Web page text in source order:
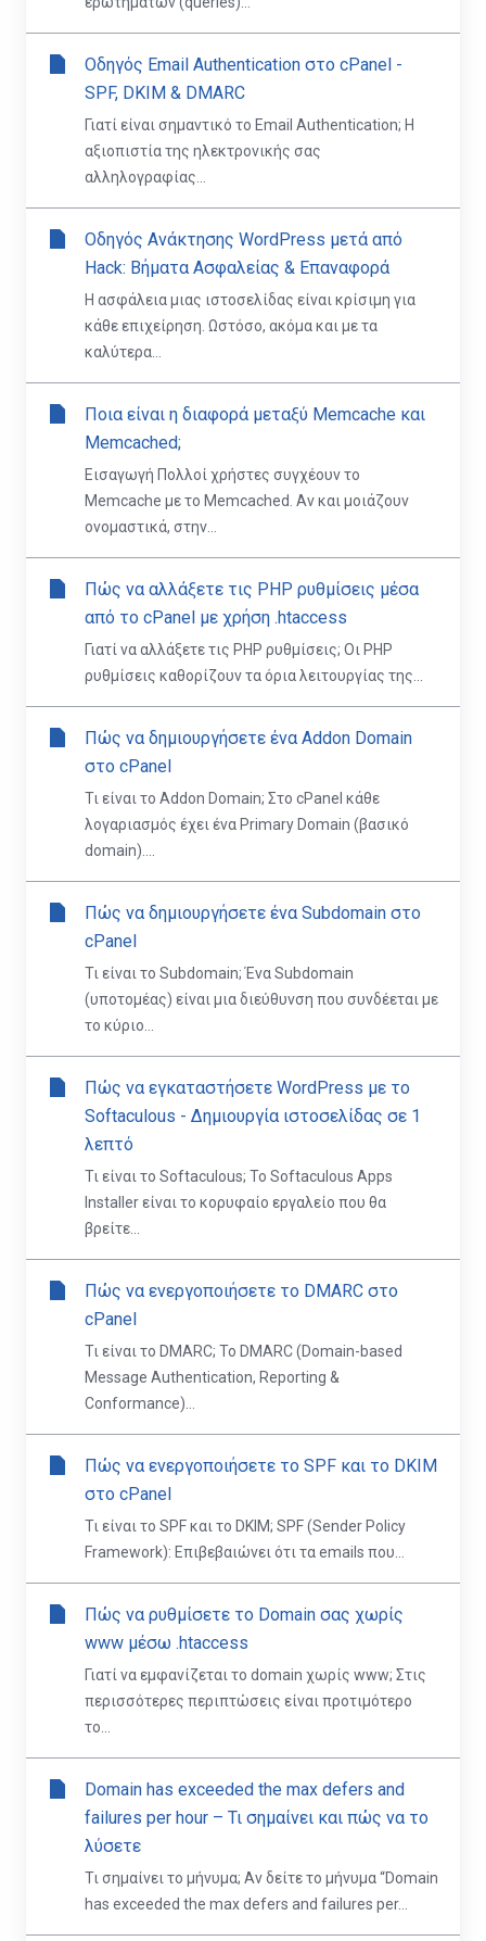
Οδηγός Email Authentication στο cPanel -
SPF, DKIM & DMARC
Γιατί είναι σημαντικό το Email Authentication; Η
αξιοπιστία της ηλεκτρονικής σας
αλληλογραφίας...
Οδηγός Ανάκτησης WordPress μετά από
Hack: Βήματα Ασφαλείας & Επαναφορά
Η ασφάλεια μιας ιστοσελίδας είναι κρίσιμη για
κάθε επιχείρηση. Ωστόσο, ακόμα και με τα
καλύτερα...
Ποια είναι η διαφορά μεταξύ Memcache και
Memcached;
Εισαγωγή Πολλοί χρήστες συγχέουν το
Memcache με το Memcached. Αν και μοιάζουν
ονομαστικά, στην...
Πώς να αλλάξετε τις PHP ρυθμίσεις μέσα
από το cPanel με χρήση .htaccess
Γιατί να αλλάξετε τις PHP ρυθμίσεις; Οι PHP
ρυθμίσεις καθορίζουν τα όρια λειτουργίας της...
Πώς να δημιουργήσετε ένα Addon Domain
στο cPanel
Τι είναι το Addon Domain; Στο cPanel κάθε
λογαριασμός έχει ένα Primary Domain (βασικό
domain)....
Πώς να δημιουργήσετε ένα Subdomain στο
cPanel
Τι είναι το Subdomain; Ένα Subdomain
(υποτομέας) είναι μια διεύθυνση που συνδέεται με
το κύριο...
Πώς να εγκαταστήσετε WordPress με το
Softaculous - Δημιουργία ιστοσελίδας σε 1
λεπτό
Τι είναι το Softaculous; Το Softaculous Apps
Installer είναι το κορυφαίο εργαλείο που θα
βρείτε...
Πώς να ενεργοποιήσετε το DMARC στο
cPanel
Τι είναι το DMARC; Το DMARC (Domain-based
Message Authentication, Reporting &
Conformance)...
Πώς να ενεργοποιήσετε το SPF και το DKIM
στο cPanel
Τι είναι το SPF και το DKIM; SPF (Sender Policy
Framework): Επιβεβαιώνει ότι τα emails που...
Πώς να ρυθμίσετε το Domain σας χωρίς
www μέσω .htaccess
Γιατί να εμφανίζεται το domain χωρίς www; Στις
περισσότερες περιπτώσεις είναι προτιμότερο
το...
Domain has exceeded the max defers and
failures per hour – Τι σημαίνει και πώς να το
λύσετε
Τι σημαίνει το μήνυμα; Αν δείτε το μήνυμα “Domain
has exceeded the max defers and failures per...